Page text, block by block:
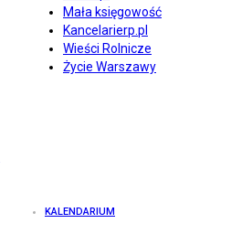
Mała księgowość
Kancelarierp.pl
Wieści Rolnicze
Życie Warszawy
KALENDARIUM